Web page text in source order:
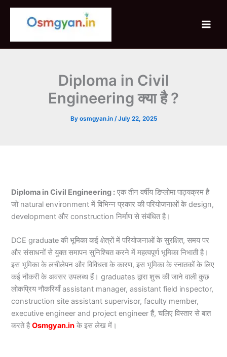
Skip
Diploma in Civil
Engineering क्या है ?
By osmgyan.in /July 22, 2025
Diploma in Civil Engineering : एक तीन वर्षीय डिप्लोमा पाठ्यक्रम है
जो natural environment में विभिन्न प्रकार की परियोजनाओं के design,
development और construction निर्माण से संबंधित है।
DCE graduate की भूमिका कई क्षेत्रों में परियोजनाओं के सुरक्षित, समय पर
और संसाधनों से युक्त समापन सुनिश्चित करने में महत्वपूर्ण भूमिका निभाती है।
इस भूमिका के लचीलेपन और विविधता के कारण, इस भूमिका के स्नातकों के लिए
कई नौकरी के अवसर उपलब्ध हैं। graduates द्वारा शुरू की जाने वाली कुछ
लोकप्रिय नौकरियाँ assistant manager, assistant field inspector,
construction site assistant supervisor, faculty member,
executive engineer and project engineer हैं, चलिए विस्तार से बात
करते हैOsmgyan.in के इस लेख में।